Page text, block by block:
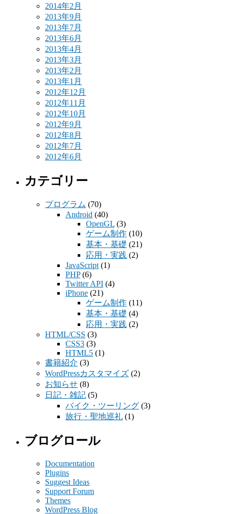
2014年2月
2013年9月
2013年7月
2013年6月
2013年4月
2013年3月
2013年2月
2013年1月
2012年12月
2012年11月
2012年10月
2012年9月
2012年8月
2012年7月
2012年6月
カテゴリー
プログラム (70)
Android (40)
OpenGL (3)
ゲーム制作 (10)
基本・基礎 (21)
応用・実践 (2)
JavaScript (1)
PHP(6)
Twitter API (4)
iPhone (21)
ゲーム制作 (11)
基本・基礎 (4)
応用・実践 (2)
HTML/CSS (3)
CSS3 (3)
HTML5 (1)
書籍紹介 (3)
WordPressカスタマイズ (2)
お知らせ (8)
日記・雑記 (5)
バイク・ツーリング (3)
旅行・聖地巡礼 (1)
ブログロール
Documentation
Plugins
Suggest Ideas
Support Forum
Themes
WordPress Blog